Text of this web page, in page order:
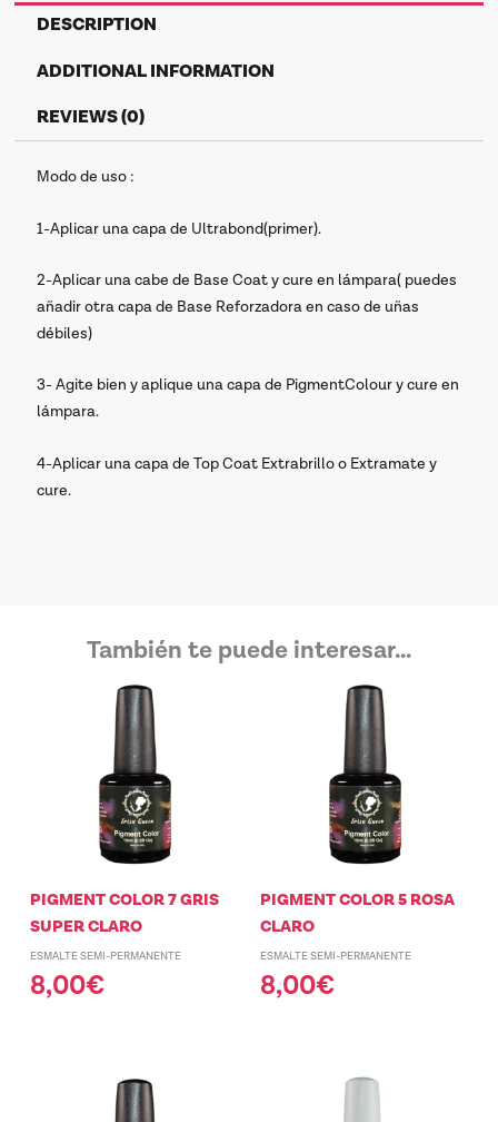
quantity
DESCRIPTION
ADDITIONAL INFORMATION
REVIEWS (0)
Modo de uso :
1-Aplicar una capa de Ultrabond(primer).
2-Aplicar una cabe de Base Coat y cure en lámpara( puedes
añadir otra capa de Base Reforzadora en caso de uñas
débiles)
3- Agite bien y aplique una capa de PigmentColour y cure en
lámpara.
4-Aplicar una capa de Top Coat Extrabrillo o Extramate y
cure.
También te puede interesar...
PIGMENT COLOR 7 GRIS
SUPER CLARO
ESMALTE SEMI-PERMANENTE
8,00€
PIGMENT COLOR 5 ROSA
CLARO
ESMALTE SEMI-PERMANENTE
8,00€